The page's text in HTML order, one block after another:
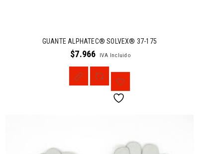
GUANTE ALPHATEC® SOLVEX® 37-175
$7.966 IVA Incluido